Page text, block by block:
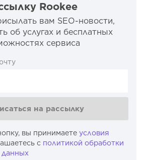
Rookee
вам SEO-новости,
об услугах и бесплатных
сервиса
на рассылку
вы принимаете условия
с политикой обработки
данных